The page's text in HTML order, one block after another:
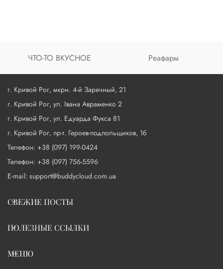
ЧТО-ТО ВКУСНОЕ Реафарм
г. Кривой Рог, мкрн. 4-й Заречный, 21
г. Кривой Рог, ул. Івана Авраменко 2
г. Кривой Рог, ул. Едуарда Фукса 81
г. Кривой Рог, пр-т. Героев-подпольщиков, 1б
Телефон: +38 (097) 199-0424
Телефон: +38 (097) 756-5596
E-mail: support@buddycloud.com.ua
СВЕЖИЕ ПОСТЫ
ПОЛЕЗНЫЕ ССЫЛКИ
МЕНЮ